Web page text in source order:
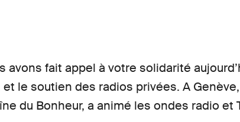
avons fait appel à votre solidarité
et le soutien des radios privées. A
du Bonheur, a animé les ondes radio et